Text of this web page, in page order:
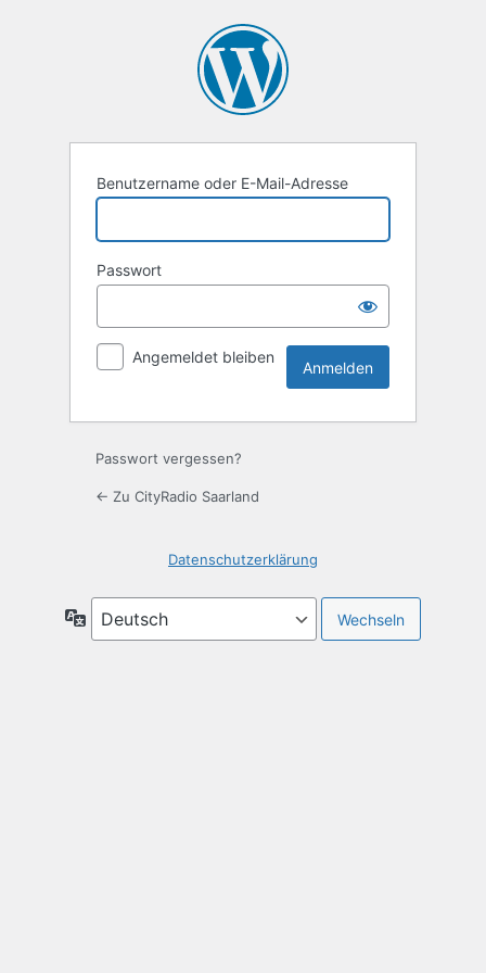
Benutzername oder E-Mail-Adresse
Passwort
Angemeldet bleiben
Passwort vergessen?
← Zu CityRadio Saarland
Datenschutzerklärung
Sprache